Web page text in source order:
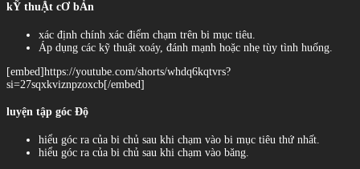
kỸ thuẬt cƠ bẢn
xác định chính xác điểm chạm trên bi mục tiêu.
Áp dụng các kỹ thuật xoáy, đánh mạnh hoặc nhẹ tùy tình huống.
[embed]https://youtube.com/shorts/whdq6kqtvrs?
si=27sqxkviznpzoxcb[/embed]
luyện tập góc Độ
hiểu góc ra của bi chủ sau khi chạm vào bi mục tiêu thứ nhất.
hiểu góc ra của bi chủ sau khi chạm vào băng.